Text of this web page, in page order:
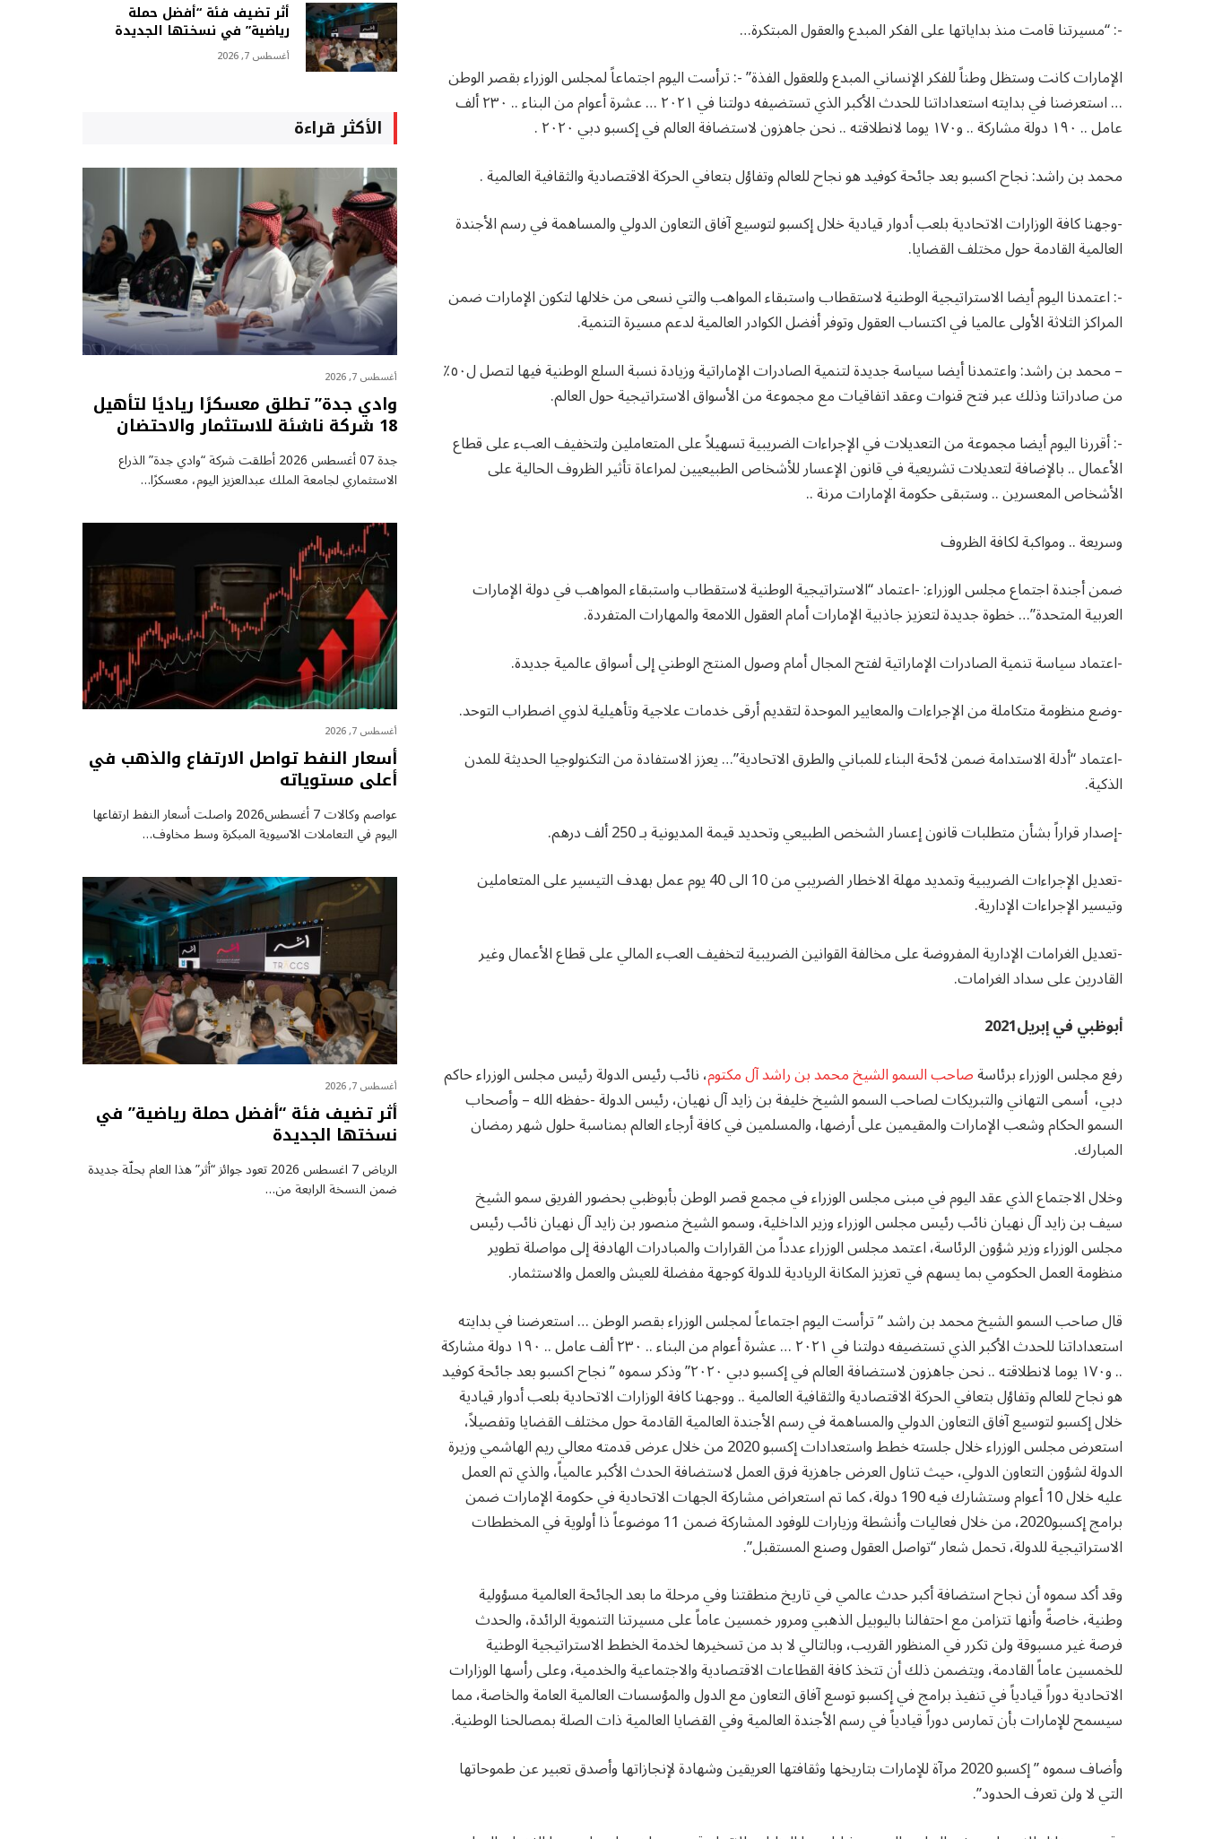
-: “مسيرتنا قامت منذ بداياتها على الفكر المبدع والعقول المبتكرة…
الإمارات كانت وستظل وطناً للفكر الإنساني المبدع وللعقول الفذة” -: ترأست اليوم اجتماعاً لمجلس الوزراء بقصر الوطن
… استعرضنا في بدايته استعداداتنا للحدث الأكبر الذي تستضيفه دولتنا في ٢٠٢١ … عشرة أعوام من البناء .. ٢٣٠ ألف
عامل .. ١٩٠ دولة مشاركة .. و١٧٠ يوما لانطلاقته .. نحن جاهزون لاستضافة العالم في إكسبو دبي ٢٠٢٠ .
محمد بن راشد: نجاح اكسبو بعد جائحة كوفيد هو نجاح للعالم وتفاؤل بتعافي الحركة الاقتصادية والثقافية العالمية .
-وجهنا كافة الوزارات الاتحادية بلعب أدوار قيادية خلال إكسبو لتوسيع آفاق التعاون الدولي والمساهمة في رسم الأجندة
العالمية القادمة حول مختلف القضايا.
-: اعتمدنا اليوم أيضا الاستراتيجية الوطنية لاستقطاب واستبقاء المواهب والتي نسعى من خلالها لتكون الإمارات ضمن
المراكز الثلاثة الأولى عالميا في اكتساب العقول وتوفر أفضل الكوادر العالمية لدعم مسيرة التنمية.
– محمد بن راشد: واعتمدنا أيضا سياسة جديدة لتنمية الصادرات الإماراتية وزيادة نسبة السلع الوطنية فيها لتصل ل٥٠٪؜
من صادراتنا وذلك عبر فتح قنوات وعقد اتفاقيات مع مجموعة من الأسواق الاستراتيجية حول العالم.
-: أقررنا اليوم أيضا مجموعة من التعديلات في الإجراءات الضريبية تسهيلاً على المتعاملين ولتخفيف العبء على قطاع
الأعمال .. بالإضافة لتعديلات تشريعية في قانون الإعسار للأشخاص الطبيعيين لمراعاة تأثير الظروف الحالية على
الأشخاص المعسرين .. وستبقى حكومة الإمارات مرنة ..
وسريعة .. ومواكبة لكافة الظروف
ضمن أجندة اجتماع مجلس الوزراء: -اعتماد “الاستراتيجية الوطنية لاستقطاب واستبقاء المواهب في دولة الإمارات
العربية المتحدة”… خطوة جديدة لتعزيز جاذبية الإمارات أمام العقول اللامعة والمهارات المتفردة.
-اعتماد سياسة تنمية الصادرات الإماراتية لفتح المجال أمام وصول المنتج الوطني إلى أسواق عالمية جديدة.
-وضع منظومة متكاملة من الإجراءات والمعايير الموحدة لتقديم أرقى خدمات علاجية وتأهيلية لذوي اضطراب التوحد.
-اعتماد “أدلة الاستدامة ضمن لائحة البناء للمباني والطرق الاتحادية”… يعزز الاستفادة من التكنولوجيا الحديثة للمدن
الذكية.
-إصدار قراراً بشأن متطلبات قانون إعسار الشخص الطبيعي وتحديد قيمة المديونية بـ 250 ألف درهم.
-تعديل الإجراءات الضريبية وتمديد مهلة الاخطار الضريبي من 10 الى 40 يوم عمل بهدف التيسير على المتعاملين
وتيسير الإجراءات الإدارية.
-تعديل الغرامات الإدارية المفروضة على مخالفة القوانين الضريبية لتخفيف العبء المالي على قطاع الأعمال وغير
القادرين على سداد الغرامات.
أبوظبي في إبريل2021
رفع مجلس الوزراء برئاسةصاحب السمو الشيخ محمد بن راشد آل مكتوم، نائب رئيس الدولة رئيس مجلس الوزراء حاكم
دبي، أسمى التهاني والتبريكات لصاحب السمو الشيخ خليفة بن زايد آل نهيان، رئيس الدولة -حفظه الله – وأصحاب
السمو الحكام وشعب الإمارات والمقيمين على أرضها، والمسلمين في كافة أرجاء العالم بمناسبة حلول شهر رمضان
المبارك.
وخلال الاجتماع الذي عقد اليوم في مبنى مجلس الوزراء في مجمع قصر الوطن بأبوظبي بحضور الفريق سمو الشيخ
سيف بن زايد آل نهيان نائب رئيس مجلس الوزراء وزير الداخلية، وسمو الشيخ منصور بن زايد آل نهيان نائب رئيس
مجلس الوزراء وزير شؤون الرئاسة، اعتمد مجلس الوزراء عدداً من القرارات والمبادرات الهادفة إلى مواصلة تطوير
منظومة العمل الحكومي بما يسهم في تعزيز المكانة الريادية للدولة كوجهة مفضلة للعيش والعمل والاستثمار.
قال صاحب السمو الشيخ محمد بن راشد ” ترأست اليوم اجتماعاً لمجلس الوزراء بقصر الوطن … استعرضنا في بدايته
استعداداتنا للحدث الأكبر الذي تستضيفه دولتنا في ٢٠٢١ … عشرة أعوام من البناء .. ٢٣٠ ألف عامل .. ١٩٠ دولة مشاركة
.. و١٧٠ يوما لانطلاقته .. نحن جاهزون لاستضافة العالم في إكسبو دبي ٢٠٢٠” وذكر سموه ” نجاح اكسبو بعد جائحة كوفيد
هو نجاح للعالم وتفاؤل بتعافي الحركة الاقتصادية والثقافية العالمية .. ووجهنا كافة الوزارات الاتحادية بلعب أدوار قيادية
خلال إكسبو لتوسيع آفاق التعاون الدولي والمساهمة في رسم الأجندة العالمية القادمة حول مختلف القضايا وتفصيلاً،
استعرض مجلس الوزراء خلال جلسته خطط واستعدادات إكسبو 2020 من خلال عرض قدمته معالي ريم الهاشمي وزيرة
الدولة لشؤون التعاون الدولي، حيث تناول العرض جاهزية فرق العمل لاستضافة الحدث الأكبر عالمياً، والذي تم العمل
عليه خلال 10 أعوام وستشارك فيه 190 دولة، كما تم استعراض مشاركة الجهات الاتحادية في حكومة الإمارات ضمن
برامج إكسبو2020، من خلال فعاليات وأنشطة وزيارات للوفود المشاركة ضمن 11 موضوعاً ذا أولوية في المخططات
الاستراتيجية للدولة، تحمل شعار “تواصل العقول وصنع المستقبل”.
وقد أكد سموه أن نجاح استضافة أكبر حدث عالمي في تاريخ منطقتنا وفي مرحلة ما بعد الجائحة العالمية مسؤولية
وطنية، خاصةً وأنها تتزامن مع احتفالنا باليوبيل الذهبي ومرور خمسين عاماً على مسيرتنا التنموية الرائدة، والحدث
فرصة غير مسبوقة ولن تكرر في المنظور القريب، وبالتالي لا بد من تسخيرها لخدمة الخطط الاستراتيجية الوطنية
للخمسين عاماً القادمة، ويتضمن ذلك أن تتخذ كافة القطاعات الاقتصادية والاجتماعية والخدمية، وعلى رأسها الوزارات
الاتحادية دوراً قيادياً في تنفيذ برامج في إكسبو توسع آفاق التعاون مع الدول والمؤسسات العالمية العامة والخاصة، مما
سيسمح للإمارات بأن تمارس دوراً قيادياً في رسم الأجندة العالمية وفي القضايا العالمية ذات الصلة بمصالحنا الوطنية.
وأضاف سموه ” إكسبو 2020 مرآة للإمارات بتاريخها وثقافتها العريقين وشهادة لإنجازاتها وأصدق تعبير عن طموحاتها
التي لا ولن تعرف الحدود”.
أثر تضيف فئة “أفضل حملة
رياضية” في نسختها الجديدة
أغسطس 7, 2026
الأكثر قراءة
أغسطس 7, 2026
وادي جدة” تطلق معسكرًا رياديًا لتأهيل
18 شركة ناشئة للاستثمار والاحتضان
جدة 07 أغسطس 2026 أطلقت شركة “وادي جدة” الذراع
الاستثماري لجامعة الملك عبدالعزيز اليوم، معسكرًا…
أغسطس 7, 2026
أسعار النفط تواصل الارتفاع والذهب في
أعلى مستوياته
عواصم وكالات 7 أغسطس2026 واصلت أسعار ⁠النفط ارتفاعها
اليوم في التعاملات الآسيوية المبكرة وسط مخاوف…
أغسطس 7, 2026
أثر تضيف فئة “أفضل حملة رياضية” في
نسختها الجديدة
الرياض 7 اغسطس 2026 تعود جوائز “أثر” هذا العام بحلّة جديدة
ضمن النسخة الرابعة من…